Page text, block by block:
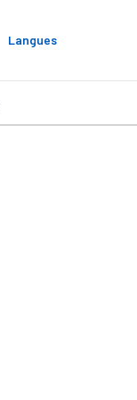
Langues